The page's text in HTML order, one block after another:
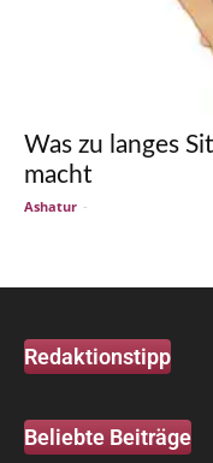
Was zu langes
macht
Ashatur -
Redaktionstipp
Beliebte Beiträge